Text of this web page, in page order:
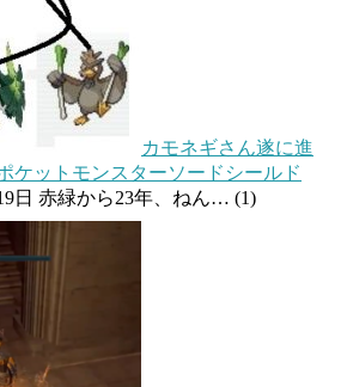
カモネギさん遂に進
ットモンスターソードシールド
日 赤緑から23年、ねん… (1)